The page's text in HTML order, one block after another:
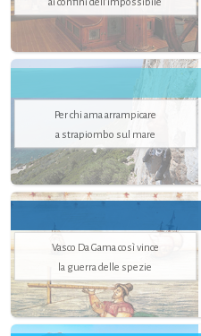
Per chi ama arrampicare
a strapiombo sul mare
Vasco Da Gama così vince
la guerra delle spezie